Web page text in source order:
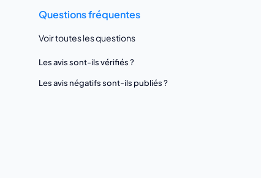
Questions fréquentes
Voir toutes les questions
Les avis sont-ils vérifiés ?
Les avis négatifs sont-ils publiés ?